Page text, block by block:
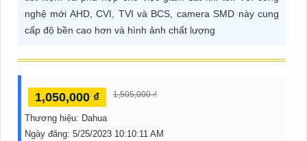
nghệ mới AHD, CVI, TVI và BCS, camera SMD này cung
cấp độ bền cao hơn và hình ảnh chất lượng
1,050,000 ₫ 1,505,000 ₫
Thương hiệu: Dahua
Ngày đăng: 5/25/2023 10:10:11 AM